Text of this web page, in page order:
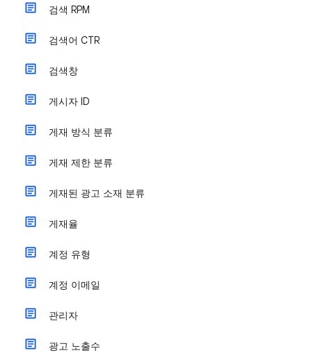
검색 RPM
검색어 CTR
검색창
게시자 ID
게재 방식 분류
게재 제한 분류
게재된 광고 소재 분류
게재율
계정 유형
계정 이메일
관리자
광고 노출수